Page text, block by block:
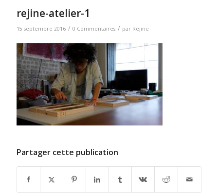
rejine-atelier-1
15 septembre 2016 / 0 Commentaires / par Rejine
Partager cette publication